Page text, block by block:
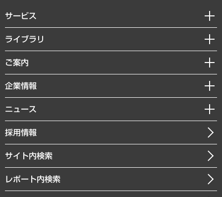
サービス
経営戦略
組織・人事戦略
デジタルイノベーション
共生・ダイバーシティ
GRC（ガバナンス・リスク・コンプライアンス）・防災（政策）
経済・産業・雇用・労働
まちづくり・観光・交通・スポーツ・スマートシティ
自然資源・農林水産業・食料システム
ライブラリ
経済調査
レポート
コラム
経営用語集
受託・受注実績（官公庁関連）
メディア掲載・出演
ご案内
セミナー・イベント情報
MUFGビジネスセミナー
受託案件情報
企業情報
私たちの想い
社長メッセージ
会社概要
沿革
組織図・本部部室紹介
ニュース
ニュースリリース
お知らせ
採用情報
サイト内検索
レポート内検索